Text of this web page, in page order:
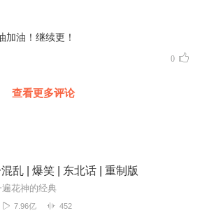
加油！继续更！
0
查看更多评论
乱 | 爆笑 | 东北话 | 重制版
花神的经典
7.96亿 452